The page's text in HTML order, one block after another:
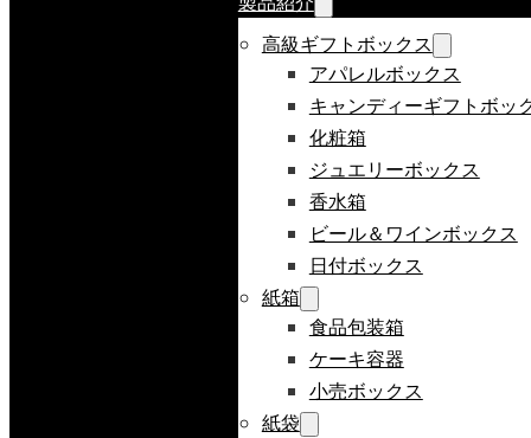
高級ギフトボックス
アパレルボックス
キャンディーギフトボッ
化粧箱
ジュエリーボックス
香水箱
ビール＆ワインボックス
日付ボックス
紙箱
食品包装箱
ケーキ容器
小売ボックス
紙袋